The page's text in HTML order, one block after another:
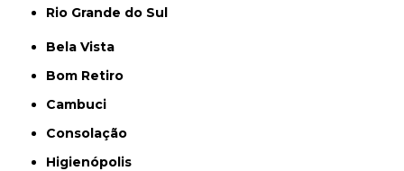
Rio Grande do Sul
Bela Vista
Bom Retiro
Cambuci
Consolação
Higienópolis